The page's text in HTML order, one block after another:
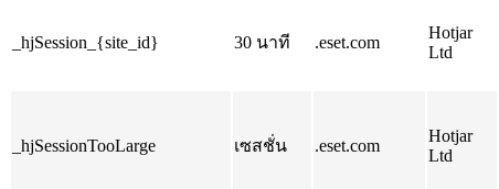
_hjSession_{site_id} 30 นาที .eset.com
Hotjar
Ltd
_hjSessionTooLarge เซสชั่น .eset.com
Hotjar
Ltd